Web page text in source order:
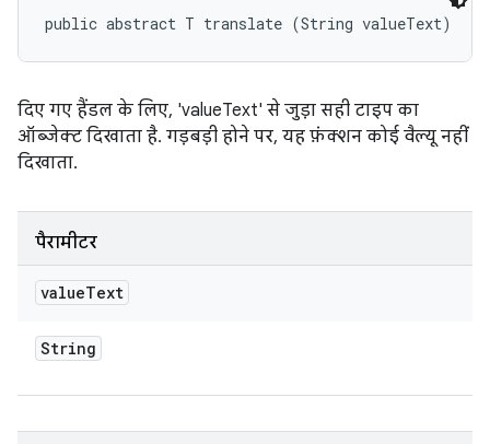
public abstract T translate (String valueText)
दिए गए हैंडल के लिए, 'valueText' से जुड़ा सही टाइप का
ऑब्जेक्ट दिखाता है. गड़बड़ी होने पर, यह फ़ंक्शन कोई वैल्यू नहीं
दिखाता.
पैरामीटर
valueText
String